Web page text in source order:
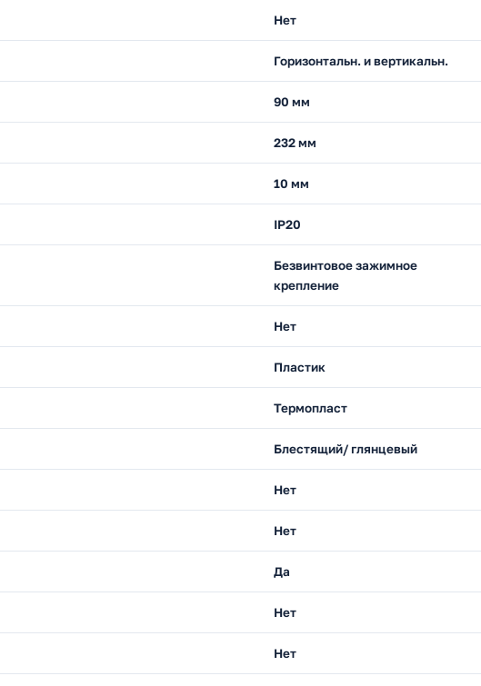
Нет
Горизонтальн. и вертикальн.
90 мм
232 мм
10 мм
IP20
Безвинтовое зажимное
крепление
Нет
Пластик
Термопласт
Блестящий/ глянцевый
Нет
Нет
Да
Нет
Нет